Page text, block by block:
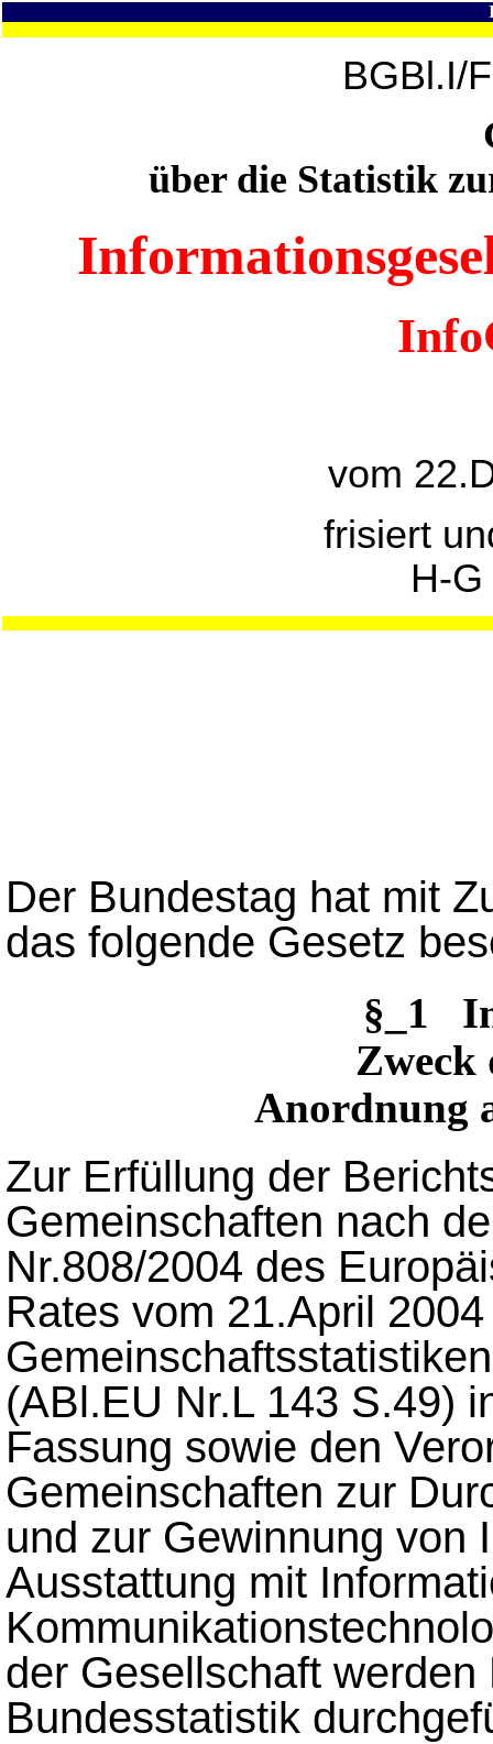
BGBl.I/
über die Statistik
vom
frisiert
H-
Der Bundestag hat mit
das folgende Gesetz
§_1
Zweck
Anordnung
Zur Erfüllung der
Gemeinschaften nach
Nr.808/2004 des
Rates vom 21.April
(ABl.EU Nr.L 143 S.49)
Fassung sowie den
Gemeinschaften zur
und zur Gewinnung von
Ausstattung mit
der Gesellschaft
Bundesstatistik